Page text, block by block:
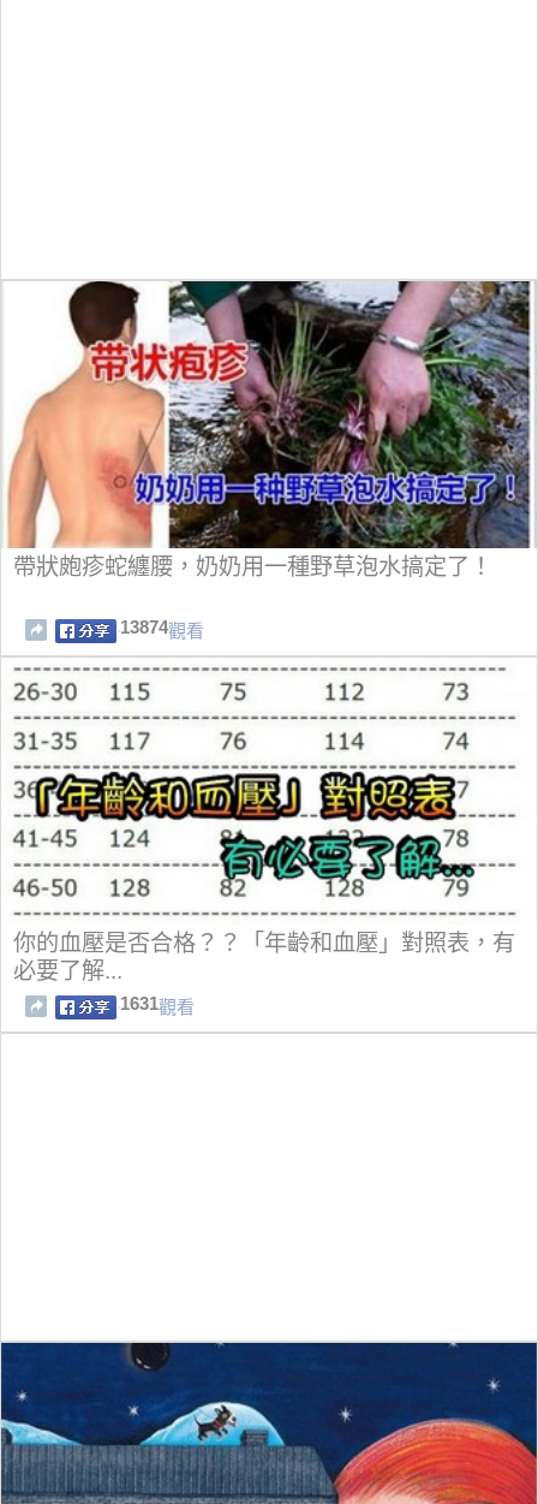
帶狀皰疹蛇纏腰，奶奶用一種野草泡水搞定了！
13874觀看
你的血壓是否合格？？「年齡和血壓」對照表，有
必要了解...
1631觀看